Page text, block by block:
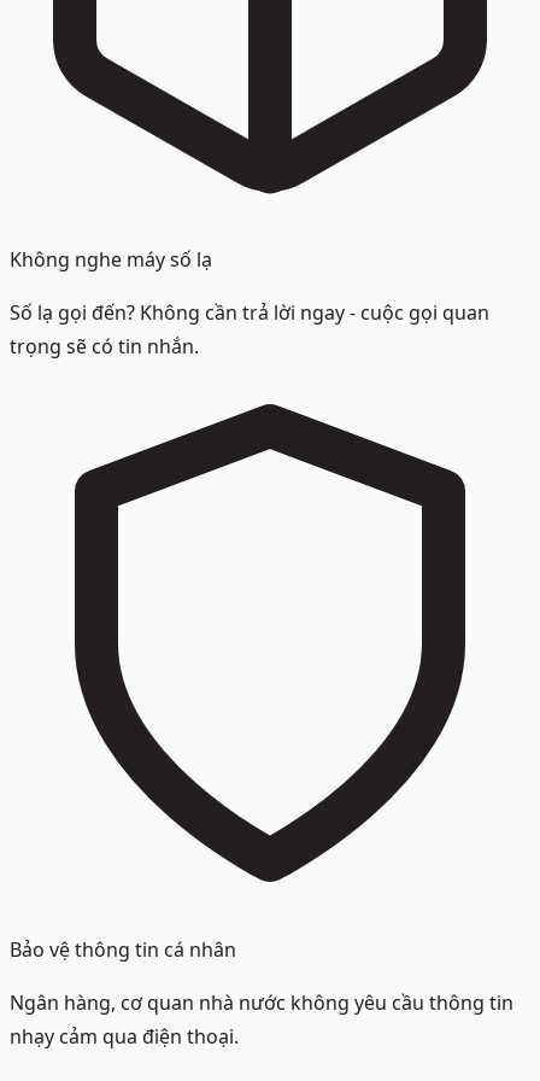
Không nghe máy số lạ
Số lạ gọi đến? Không cần trả lời ngay - cuộc gọi quan
trọng sẽ có tin nhắn.
Bảo vệ thông tin cá nhân
Ngân hàng, cơ quan nhà nước không yêu cầu thông tin
nhạy cảm qua điện thoại.